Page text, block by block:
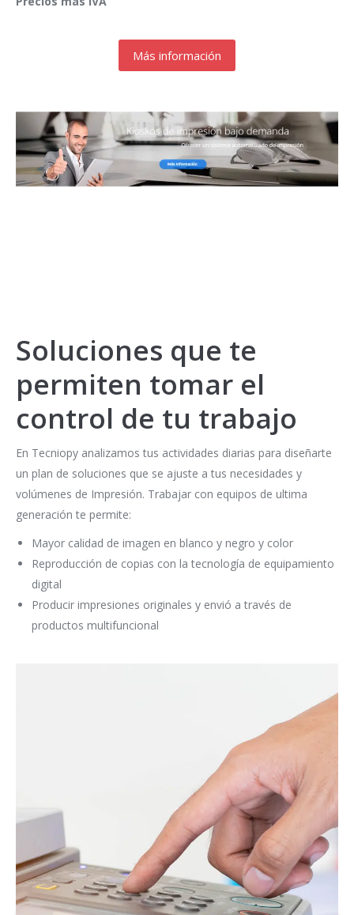
Más información
Soluciones que te
permiten tomar el
control de tu trabajo
En Tecniopy analizamos tus actividades diarias para diseñarte
un plan de soluciones que se ajuste a tus necesidades y
volúmenes de Impresión. Trabajar con equipos de ultima
generación te permite:
Mayor calidad de imagen en blanco y negro y color
Reproducción de copias con la tecnología de equipamiento
digital
Producir impresiones originales y envió a través de
productos multifuncional